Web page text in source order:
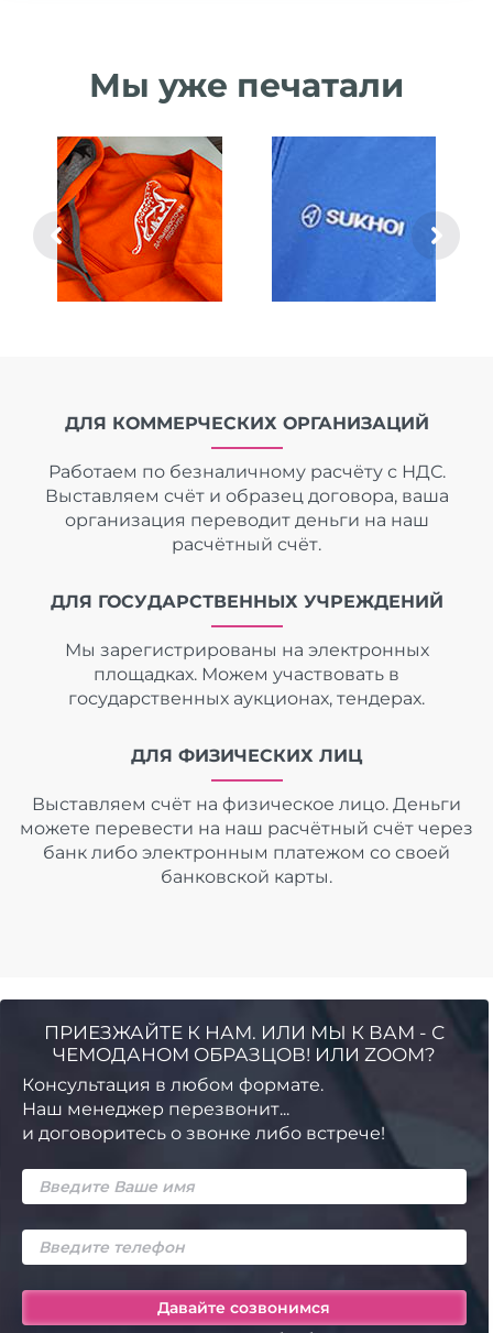
Мы уже печатали
ДЛЯ КОММЕРЧЕСКИХ ОРГАНИЗАЦИЙ
Работаем по безналичному расчёту с НДС.
Выставляем счёт и образец договора, ваша
организация переводит деньги на наш
расчётный счёт.
ДЛЯ ГОСУДАРСТВЕННЫХ УЧРЕЖДЕНИЙ
Мы зарегистрированы на электронных
площадках. Можем участвовать в
государственных аукционах, тендерах.
ДЛЯ ФИЗИЧЕСКИХ ЛИЦ
Выставляем счёт на физическое лицо. Деньги
можете перевести на наш расчётный счёт через
банк либо электронным платежом со своей
банковской карты.
ПРИЕЗЖАЙТЕ К НАМ. ИЛИ МЫ К ВАМ - С
ЧЕМОДАНОМ ОБРАЗЦОВ! ИЛИ ZOOM?
Консультация в любом формате.
Наш менеджер перезвонит...
и договоритесь о звонке либо встрече!